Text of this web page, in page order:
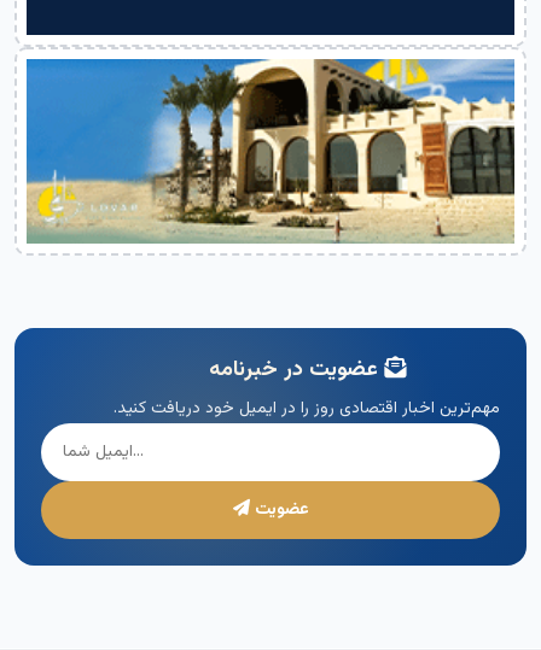
عضویت در خبرنامه
مهم‌ترین اخبار اقتصادی روز را در ایمیل خود دریافت کنید.
عضویت